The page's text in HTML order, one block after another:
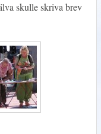
skulle skriva brev